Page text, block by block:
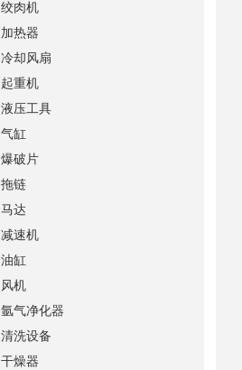
绞肉机
加热器
冷却风扇
起重机
液压工具
气缸
爆破片
拖链
马达
减速机
油缸
风机
氩气净化器
清洗设备
干燥器